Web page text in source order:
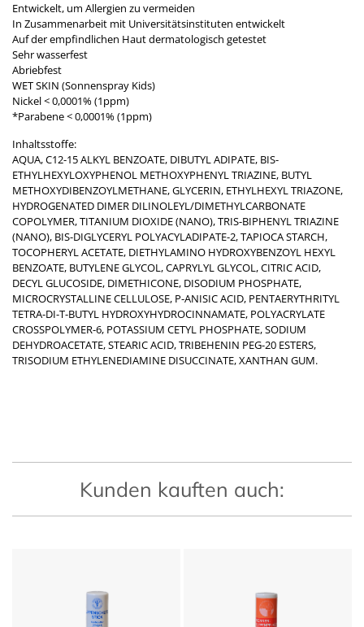
Entwickelt, um Allergien zu vermeiden
In Zusammenarbeit mit Universitätsinstituten entwickelt
Auf der empfindlichen Haut dermatologisch getestet
Sehr wasserfest
Abriebfest
WET SKIN (Sonnenspray Kids)
Nickel < 0,0001% (1ppm)
*Parabene < 0,0001% (1ppm)
Inhaltsstoffe:
AQUA, C12-15 ALKYL BENZOATE, DIBUTYL ADIPATE, BIS-
ETHYLHEXYLOXYPHENOL METHOXYPHENYL TRIAZINE, BUTYL
METHOXYDIBENZOYLMETHANE, GLYCERIN, ETHYLHEXYL TRIAZONE,
HYDROGENATED DIMER DILINOLEYL/DIMETHYLCARBONATE
COPOLYMER, TITANIUM DIOXIDE (NANO), TRIS-BIPHENYL TRIAZINE
(NANO), BIS-DIGLYCERYL POLYACYLADIPATE-2, TAPIOCA STARCH,
TOCOPHERYL ACETATE, DIETHYLAMINO HYDROXYBENZOYL HEXYL
BENZOATE, BUTYLENE GLYCOL, CAPRYLYL GLYCOL, CITRIC ACID,
DECYL GLUCOSIDE, DIMETHICONE, DISODIUM PHOSPHATE,
MICROCRYSTALLINE CELLULOSE, P-ANISIC ACID, PENTAERYTHRITYL
TETRA-DI-T-BUTYL HYDROXYHYDROCINNAMATE, POLYACRYLATE
CROSSPOLYMER-6, POTASSIUM CETYL PHOSPHATE, SODIUM
DEHYDROACETATE, STEARIC ACID, TRIBEHENIN PEG-20 ESTERS,
TRISODIUM ETHYLENEDIAMINE DISUCCINATE, XANTHAN GUM.
Kunden kauften auch: